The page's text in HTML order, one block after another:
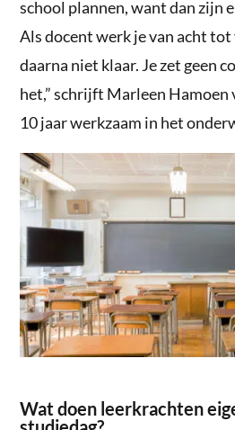
school plannen, want dan zijn
Als docent werk je van acht
daarna niet klaar. Je zet geen
het,” schrijft Marleen Hamoen
10 jaar werkzaam in het
Wat doen leerkrachten